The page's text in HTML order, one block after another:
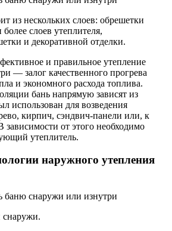
из нескольких слоев: обрешетки
слоев утеплителя,
и декоративной отделки.
и правильное утепление
— залог качественного прогрева
и экономного расхода топлива.
бань напрямую зависят из
использован для возведения
кирпич, сэндвич-панели или, к
от этого необходимо
утеплитель.
наружного утепления
снаружи.